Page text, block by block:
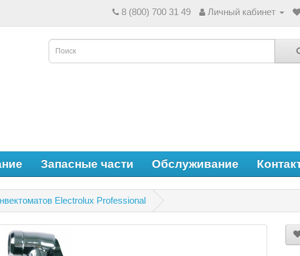
8 (800) 700 31 49 Личный кабинет
Запасные части Обслуживание
Electrolux Professional